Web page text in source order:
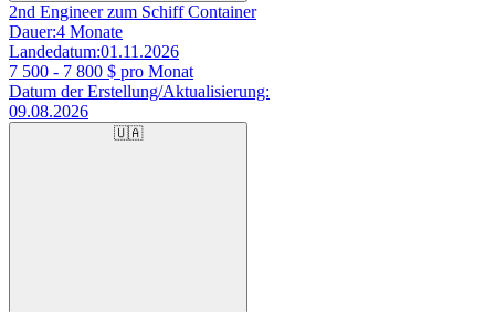
2nd Engineer zum Schiff Container
Dauer:4 Monate
Landedatum:01.11.2026
7 500 - 7 800 $ pro Monat
Datum der Erstellung/Aktualisierung:
09.08.2026
🇺🇦